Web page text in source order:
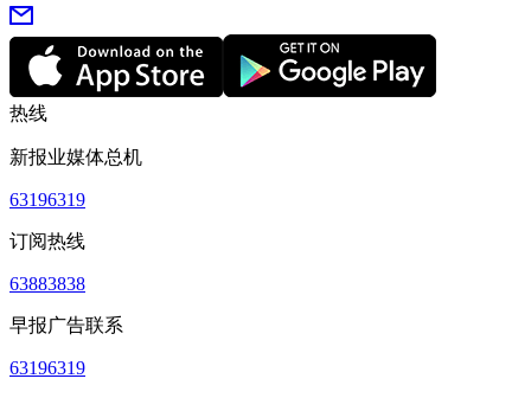
热线
新报业媒体总机
63196319
订阅热线
63883838
早报广告联系
63196319